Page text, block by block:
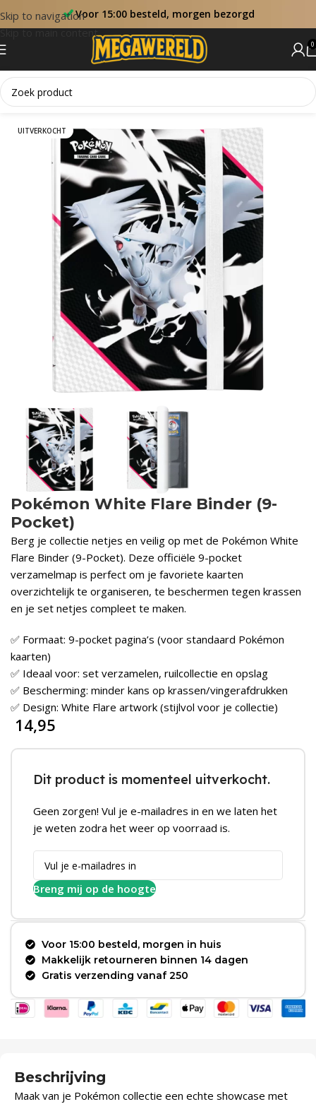
Skip to navigation
Skip to main content
Voor 15:00 besteld, morgen bezorgd
0
Home Accessoires
UITVERKOCHT
Pokémon White Flare Binder (9-
Pocket)
Berg je collectie netjes en veilig op met de Pokémon White
Flare Binder (9-Pocket). Deze officiële 9-pocket
verzamelmap is perfect om je favoriete kaarten
overzichtelijk te organiseren, te beschermen tegen krassen
en je set netjes compleet te maken.
✅ Formaat: 9-pocket pagina’s (voor standaard Pokémon
kaarten)
✅ Ideaal voor: set verzamelen, ruilcollectie en opslag
✅ Bescherming: minder kans op krassen/vingerafdrukken
✅ Design: White Flare artwork (stijlvol voor je collectie)
14,95
Dit product is momenteel uitverkocht.
Geen zorgen! Vul je e-mailadres in en we laten het
je weten zodra het weer op voorraad is.
Breng mij op de hoogte
Voor 15:00 besteld, morgen in huis
Makkelijk retourneren binnen 14 dagen
Gratis verzending vanaf 250
Beschrijving
Maak van je Pokémon collectie een echte showcase met